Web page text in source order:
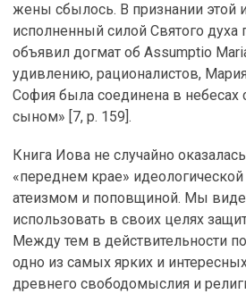
жены сбылось. В признании этой
исполненный силой Святого духа
объявил догмат об Assumptio
удивлению, рационалистов,
София была соединена в небесах
сыном» [7, p. 159].
Книга Иова не случайно
«переднем крае»
атеизмом и поповщиной. Мы
использовать в своих целях
Между тем в действительности
одно из самых ярких и
древнего свободомыслия и